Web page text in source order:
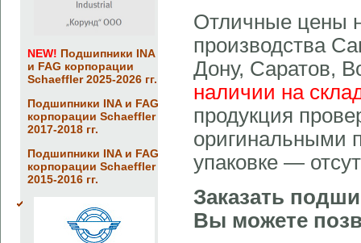
NEW! Подшипники INA
и FAG корпорации
Schaeffler 2025-2026 гг.
Подшипники INA и FAG
корпорации Schaeffler
2017-2018 гг.
Подшипники INA и FAG
корпорации Schaeffler
2015-2016 гг.
Отличные цены
производства
Дону, Саратов,
наличии на
продукция
оригинальными
упаковке —
Заказать
Вы можете